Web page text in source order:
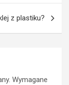
z plastiku?
Wymagane